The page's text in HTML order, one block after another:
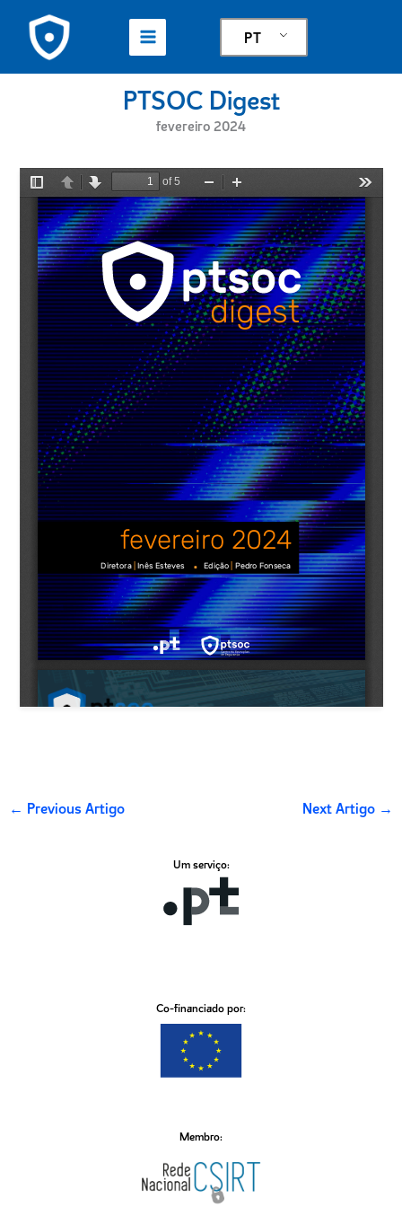
content
PT
PTSOC Digest
fevereiro 2024
← Previous Artigo Next Artigo →
Um serviço:
Co-financiado por:
Membro: